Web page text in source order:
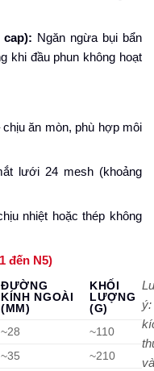
Ngăn ngừa bụi bẩn
khi đầu phun không hoạt
ăn mòn, phù hợp môi
lưới 24 mesh (khoảng
nhiệt hoặc thép không
đến N5)
ĐƯỜNG
KÍNH NGOÀI
(MM)
KHỐI
LƯỢNG
(G)
~28
~110
~35
~210
ý:
và